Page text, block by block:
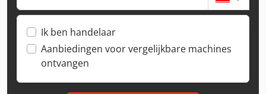
Ik ben handelaar
Aanbiedingen voor vergelijkbare machines
ontvangen